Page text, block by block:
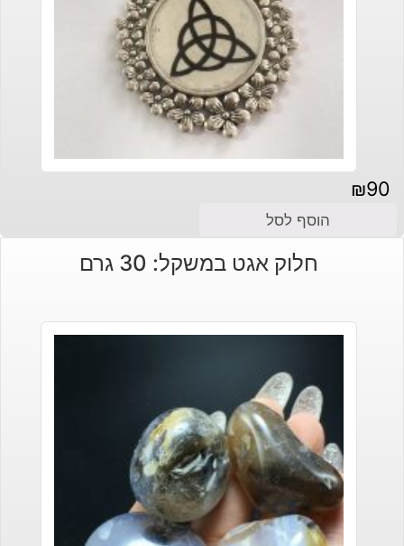
₪90
הוסף לסל
חלוק אגט במשקל: 30 גרם